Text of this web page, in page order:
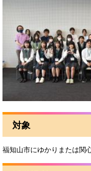
対象
福知山市にゆかりまたは関